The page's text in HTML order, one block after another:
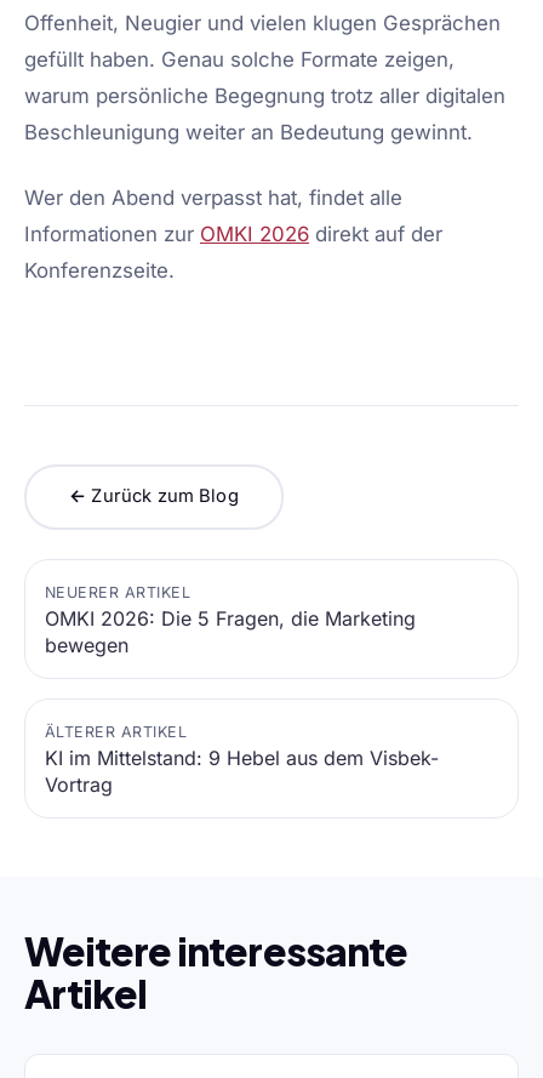
Offenheit, Neugier und vielen klugen Gesprächen
gefüllt haben. Genau solche Formate zeigen,
warum persönliche Begegnung trotz aller digitalen
Beschleunigung weiter an Bedeutung gewinnt.
Wer den Abend verpasst hat, findet alle
Informationen zur OMKI 2026 direkt auf der
Konferenzseite.
← Zurück zum Blog
NEUERER ARTIKEL
OMKI 2026: Die 5 Fragen, die Marketing
bewegen
ÄLTERER ARTIKEL
KI im Mittelstand: 9 Hebel aus dem Visbek-
Vortrag
Weitere interessante
Artikel